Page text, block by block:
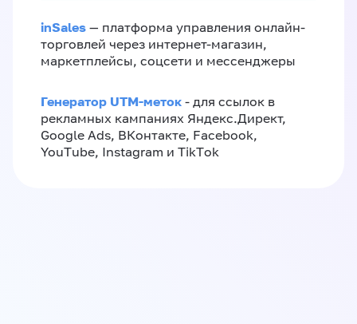
inSales — платформа управления онлайн-
торговлей через интернет-магазин,
маркетплейсы, соцсети и мессенджеры
Генератор UTM-меток - для ссылок в
рекламных кампаниях Яндекс.Директ,
Google Ads, ВКонтакте, Facebook,
YouTube, Instagram и TikTok